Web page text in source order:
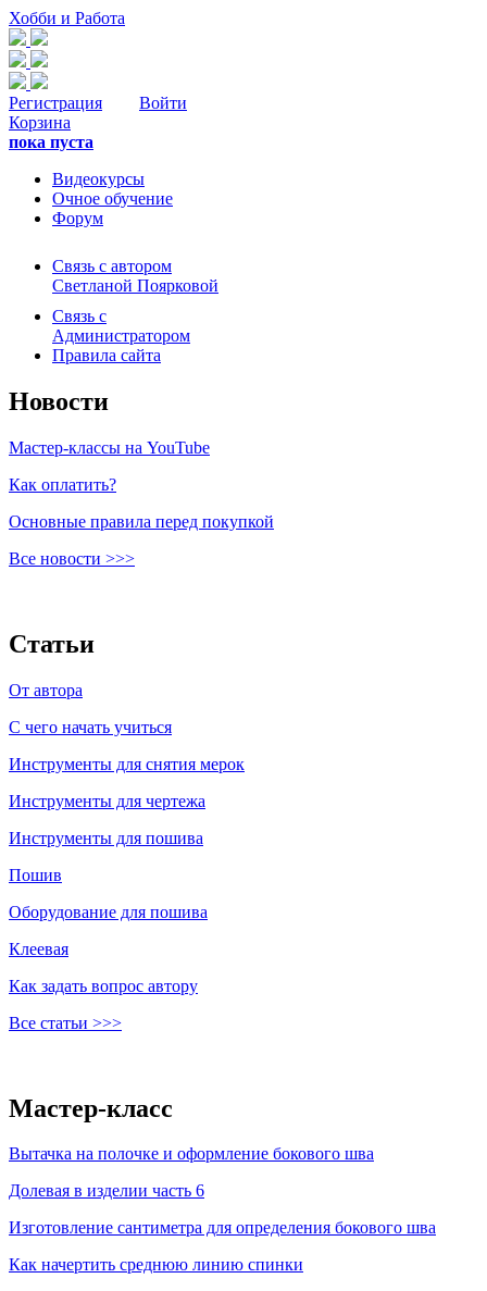
Хобби и Работа
Регистрация
Войти
Корзина
пока пуста
Видеокурсы
Очное обучение
Форум
Связь с автором
Светланой Поярковой
Связь с
Администратором
Правила сайта
Новости
Мастер-классы на YouTube
Как оплатить?
Основные правила перед покупкой
Все новости >>>
Статьи
От автора
C чего начать учиться
Инструменты для снятия мерок
Инструменты для чертежа
Инструменты для пошива
Пошив
Оборудование для пошива
Клеевая
Как задать вопрос автору
Все статьи >>>
Мастер-класс
Вытачка на полочке и оформление бокового шва
Долевая в изделии часть 6
Изготовление сантиметра для определения бокового шва
Как начертить среднюю линию спинки